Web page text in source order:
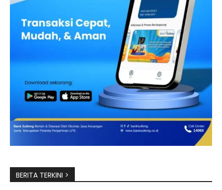
BERITA TERKINI >